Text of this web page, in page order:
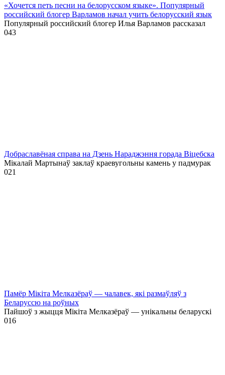
«Хочется петь песни на белорусском языке». Популярный
российский блогер Варламов начал учить белорусский язык
Популярный российский блогер Илья Варламов рассказал
043
Добраславёная справа на Дзень Нараджэння горада Віцебска
Мікалай Мартынаў заклаў краевугольны камень у падмурак
021
Памёр Мікіта Мелказёраў — чалавек, які размаўляў з
Беларуссю на роўных
Пайшоў з жыцця Мікіта Мелказёраў — унікальны беларускі
016